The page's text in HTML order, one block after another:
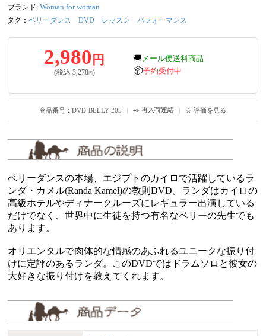
ブランド: Woman for woman
タグ： ベリーダンス DVD レッスン パフォーマンス
2,980 円
(税込 3,278円)
🚚 メール便送料商品
📦予約受付中
商品番号：DVD-BELLY-205 ｜ ✒️ 再入荷連絡 ｜ ☆ 評価を見る
ベリーダンスの本場、エジプトのカイロで活躍しているラ
ンダ・カメル(Randa Kamel)の教則DVD。ランダはカイロの
高級ホテルやディナークルーズにレギュラー出演している
だけでなく、世界中に生徒を持つ有名なベリーの先生でも
あります。
オリエンタルで肉体的な情感のあふれるユニークな振り付
けに定評のあるランダ。このDVDではドラムソロと彼女の
大好きな振り付けを教えてくれます。